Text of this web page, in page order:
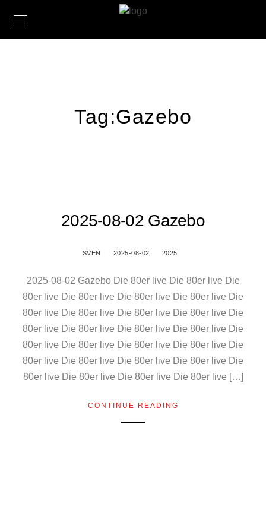
Tag:Gazebo
2025-08-02 Gazebo
SVEN 2025-08-02 2025
2025-08-02 Gazebo Die 80er live Die 80er live Die
80er live Die 80er live Die 80er live Die 80er live Die
80er live Die 80er live Die 80er live Die 80er live Die
80er live Die 80er live Die 80er live Die 80er live Die
80er live Die 80er live Die 80er live Die 80er live Die
80er live Die 80er live Die 80er live Die 80er live Die
80er live Die 80er live Die 80er live Die 80er live […]
CONTINUE READING